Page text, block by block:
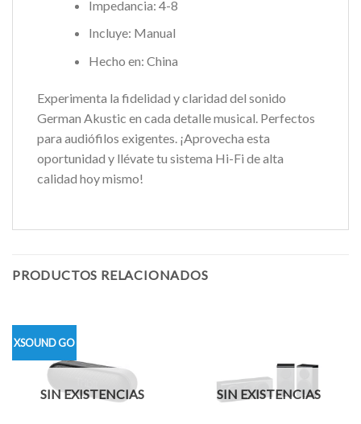
Impedancia: 4-8
Incluye: Manual
Hecho en: China
Experimenta la fidelidad y claridad del sonido
German Akustic en cada detalle musical. Perfectos
para audiófilos exigentes. ¡Aprovecha esta
oportunidad y llévate tu sistema Hi-Fi de alta
calidad hoy mismo!
PRODUCTOS RELACIONADOS
XSOUND GO
SIN EXISTENCIAS SIN EXISTENCIAS